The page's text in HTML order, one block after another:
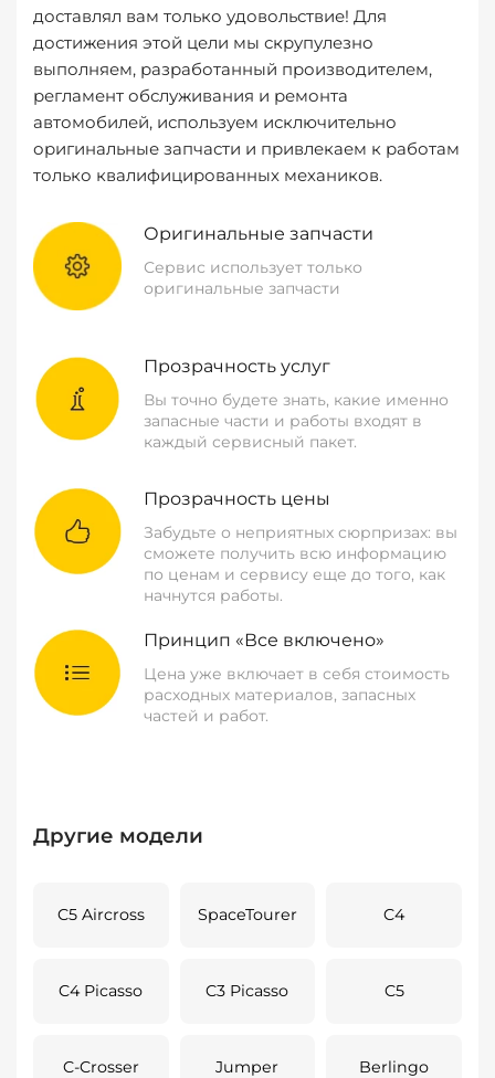
доставлял вам только удовольствие! Для
достижения этой цели мы скрупулезно
выполняем, разработанный производителем,
регламент обслуживания и ремонта
автомобилей, используем исключительно
оригинальные запчасти и привлекаем к работам
только квалифицированных механиков.
Оригинальные запчасти
Сервис использует только
оригинальные запчасти
Прозрачность услуг
Вы точно будете знать, какие именно
запасные части и работы входят в
каждый сервисный пакет.
Прозрачность цены
Забудьте о неприятных сюрпризах: вы
сможете получить всю информацию
по ценам и сервису еще до того, как
начнутся работы.
Принцип «Все включено»
Цена уже включает в себя стоимость
расходных материалов, запасных
частей и работ.
Другие модели
C5 Aircross SpaceTourer C4
C4 Picasso C3 Picasso C5
C-Crosser Jumper Berlingo